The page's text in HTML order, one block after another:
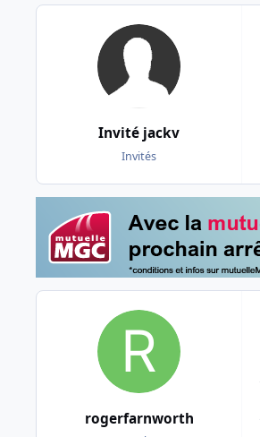
Invité jackv
Invités
rogerfarnworth